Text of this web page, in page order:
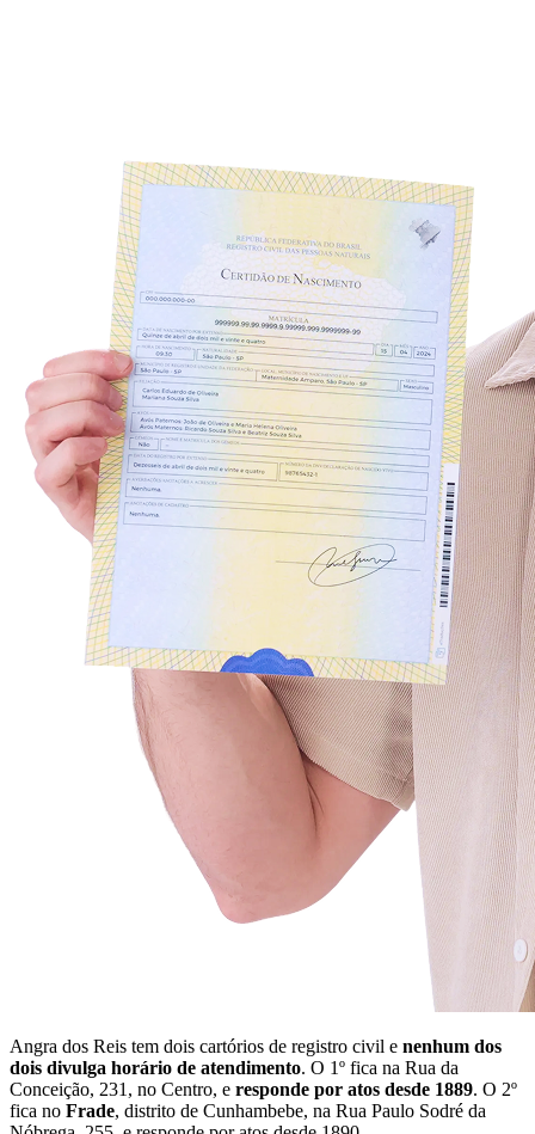
Angra dos Reis tem dois cartórios de registro civil e nenhum dos
dois divulga horário de atendimento. O 1º fica na Rua da
Conceição, 231, no Centro, e responde por atos desde 1889. O 2º
fica no Frade, distrito de Cunhambebe, na Rua Paulo Sodré da